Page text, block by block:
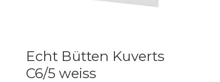
Echt Bütten Kuverts
C6/5 weiss